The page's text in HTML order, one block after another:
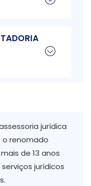
jurídica
o renomado
de 13 anos
jurídicos